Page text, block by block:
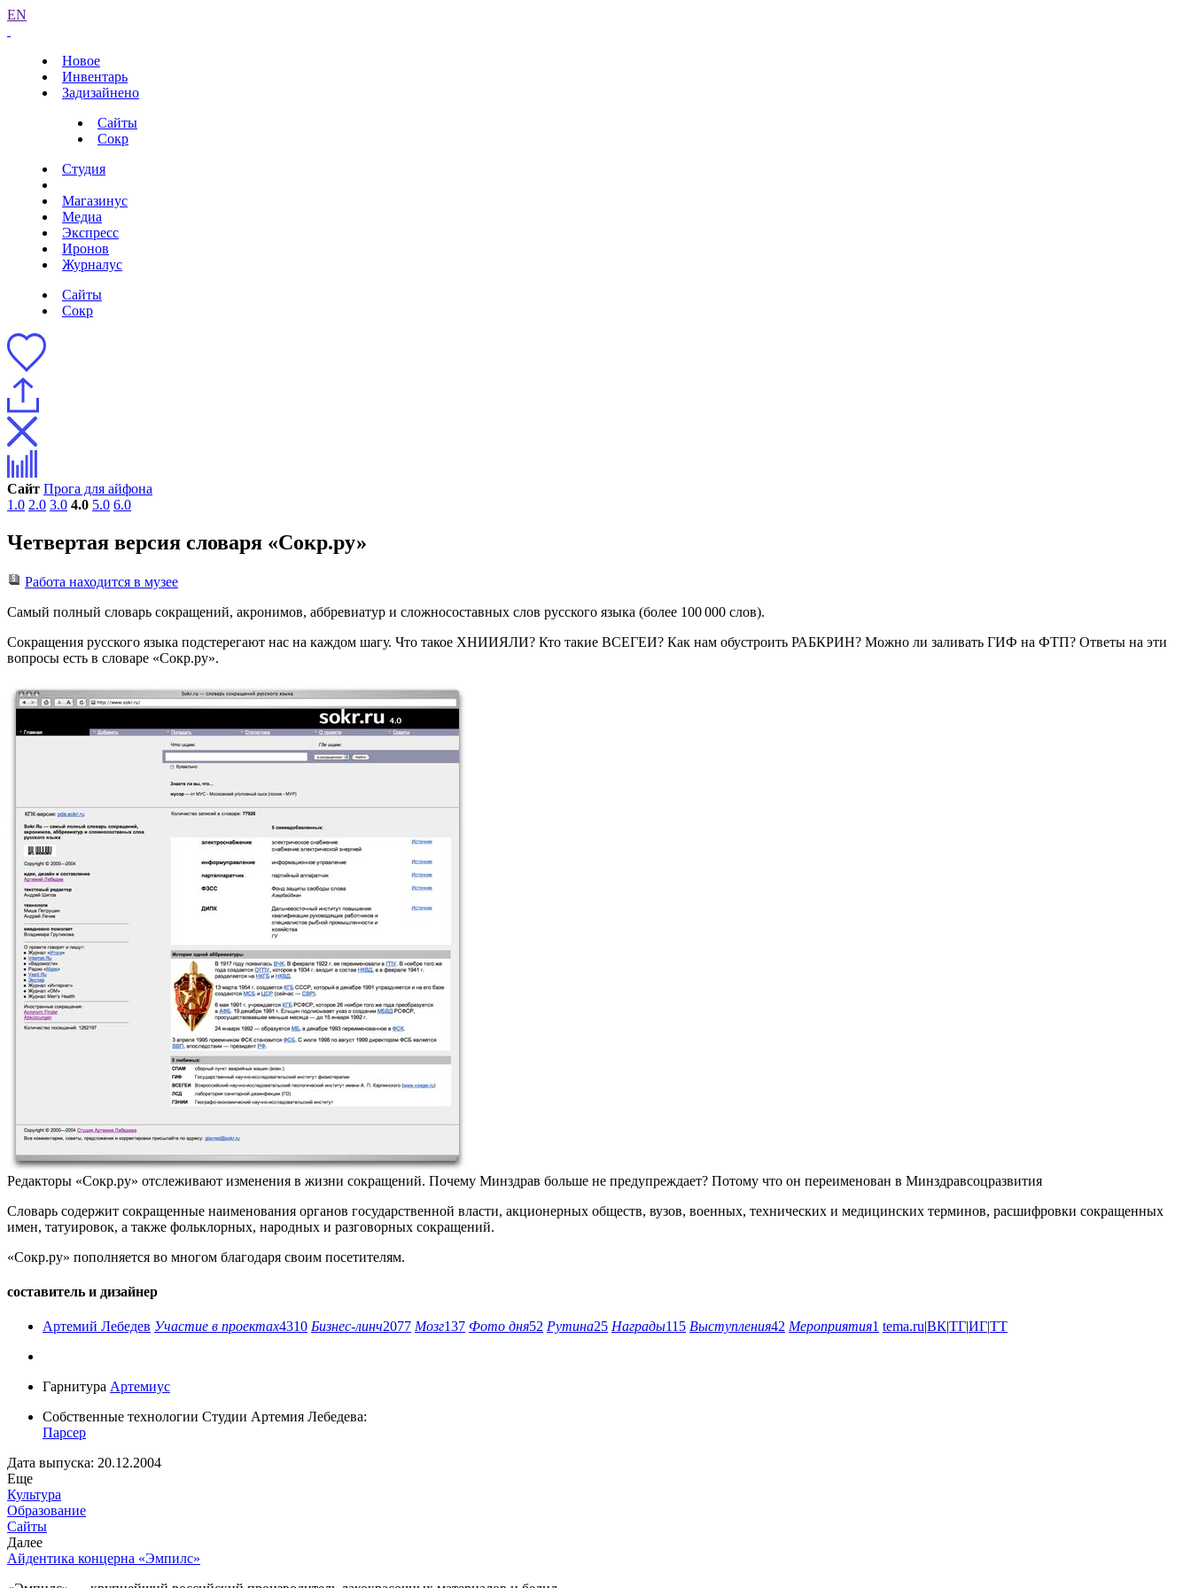
EN
Новое
Инвентарь
Задизайнено
Сайты
Сокр
Студия
Магазинус
Медиа
Экспресс
Иронов
Журналус
Сайты
Сокр
Сайт Прога для айфона
1.0 2.0 3.0 4.0 5.0 6.0
Четвертая версия словаря «Сокр.ру»
Работа находится в музее
Самый полный словарь сокращений, акронимов, аббревиатур и сложносоставных слов русского языка (более 100 000 слов).
Сокращения русского языка подстерегают нас на каждом шагу. Что такое ХНИИЯЛИ? Кто такие ВСЕГЕИ? Как нам обустроить РАБКРИН? Можно ли заливать ГИФ на ФТП? Ответы на эти
вопросы есть в словаре «Сокр.ру».
Редакторы «Сокр.ру» отслеживают изменения в жизни сокращений. Почему Минздрав больше не предупреждает? Потому что он переименован в Минздравсоцразвития
Словарь содержит сокращенные наименования органов государственной власти, акционерных обществ, вузов, военных, технических и медицинских терминов, расшифровки сокращенных
имен, татуировок, а также фольклорных, народных и разговорных сокращений.
«Сокр.ру» пополняется во многом благодаря своим посетителям.
составитель и дизайнер
Артемий Лебедев Участие в проектах4310 Бизнес-линч2077 Мозг137 Фото дня52 Рутина25 Награды115 Выступления42 Мероприятия1 tema.ru|ВК|ТГ|ИГ|ТТ
Гарнитура Артемиус
Собственные технологии Студии Артемия Лебедева:
Парсер
Дата выпуска: 20.12.2004
Еще
Культура
Образование
Сайты
Далее
Айдентика концерна «Эмпилс»